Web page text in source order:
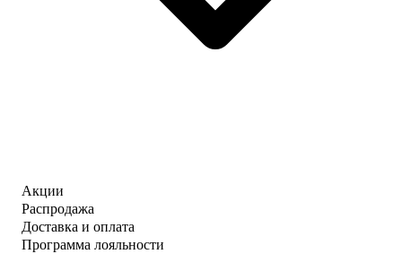
Акции
Распродажа
Доставка и оплата
Программа лояльности